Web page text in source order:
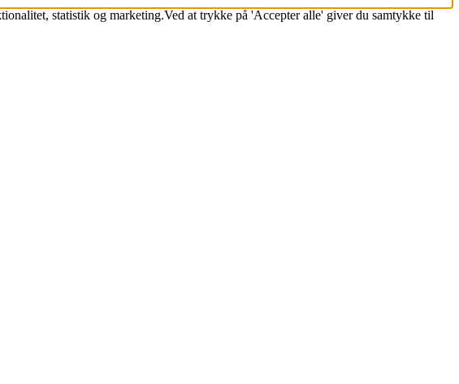
statistik og marketing.Ved at trykke på 'Accepter alle' giver du samtykke til